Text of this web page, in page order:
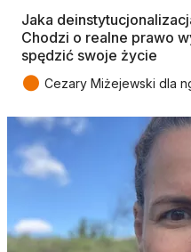
Jaka
Chodzi o realne prawo
spędzić swoje życie
● Cezary Miżejewski dla